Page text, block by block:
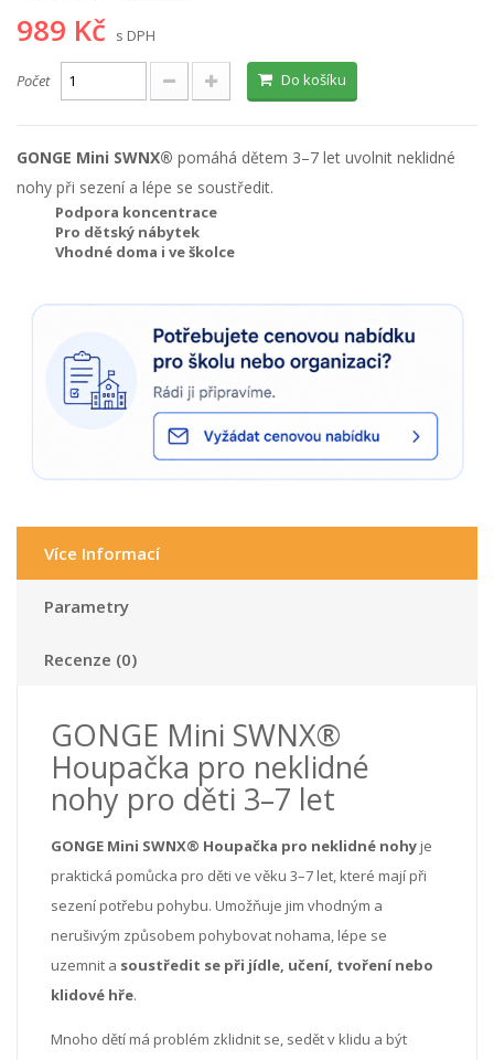
989 Kč s DPH
Počet Do košíku
GONGE Mini SWNX® pomáhá dětem 3–7 let uvolnit neklidné
nohy při sezení a lépe se soustředit.
Podpora koncentrace
Pro dětský nábytek
Vhodné doma i ve školce
Více Informací
Parametry
Recenze (0)
GONGE Mini SWNX®
Houpačka pro neklidné
nohy pro děti 3–7 let
GONGE Mini SWNX® Houpačka pro neklidné nohy je
praktická pomůcka pro děti ve věku 3–7 let, které mají při
sezení potřebu pohybu. Umožňuje jim vhodným a
nerušivým způsobem pohybovat nohama, lépe se
uzemnit a soustředit se při jídle, učení, tvoření nebo
klidové hře.
Mnoho dětí má problém zklidnit se, sedět v klidu a být